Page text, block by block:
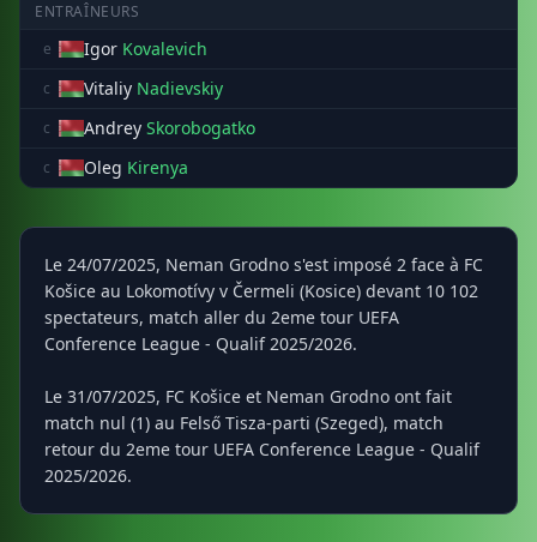
ENTRAÎNEURS
e
Igor Kovalevich
c Vitaliy Nadievskiy
c Andrey Skorobogatko
c Oleg Kirenya
Le 24/07/2025, Neman Grodno s'est imposé 2 face à FC
Košice au Lokomotívy v Čermeli (Kosice) devant 10 102
spectateurs, match aller du 2eme tour UEFA
Conference League - Qualif 2025/2026.
Le 31/07/2025, FC Košice et Neman Grodno ont fait
match nul (1) au Felső Tisza-parti (Szeged), match
retour du 2eme tour UEFA Conference League - Qualif
2025/2026.